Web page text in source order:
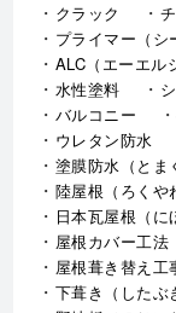
クラック
プライマー（シ
ALC（エーエル
水性塗料
バルコニー
ウレタン防水
塗膜防水（とま
陸屋根（ろくや
日本瓦屋根（に
屋根カバー工法
屋根葺き替え工
下葺き（した